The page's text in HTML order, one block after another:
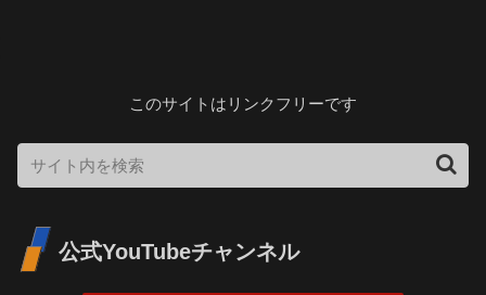
このサイトはリンクフリーです
公式YouTubeチャンネル